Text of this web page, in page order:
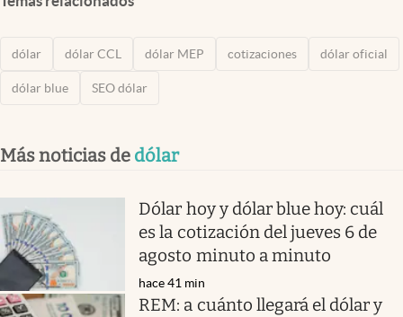
dólar dólar CCL dólar MEP cotizaciones dólar oficial
dólar blue SEO dólar
Más noticias de dólar
Dólar hoy y dólar blue hoy: cuál
es la cotización del jueves 6 de
agosto minuto a minuto
hace 41 min
REM: a cuánto llegará el dólar y